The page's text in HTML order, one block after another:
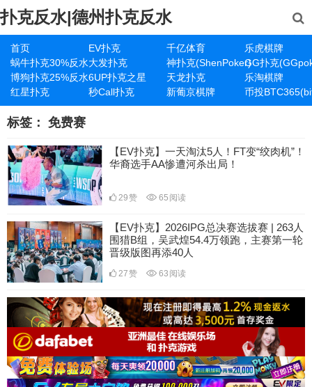
扑克反水|德州扑克反水
首页 EV扑克 千亿体育
乐虎棋牌
蜗牛扑克30%反水大发扑克 神扑克(ShenPoker)GG扑克
博狗扑克25%反水6UP扑克之星 天龙扑克
乐淘棋牌
红星扑克
秒Call扑克 新葡京棋牌 币投
标签： 免费赛
【EV扑克】一天淘汰5人！FT变“绞肉机”！
华裔选手AA惨遭河杀出局！
29赞 65 阅读
【EV扑克】2026IPG总决赛选拔赛 | 263人
围猎B组，吴武煌54.4万领跑，主赛第一轮
晋级版图再添40人
27赞 63 阅读